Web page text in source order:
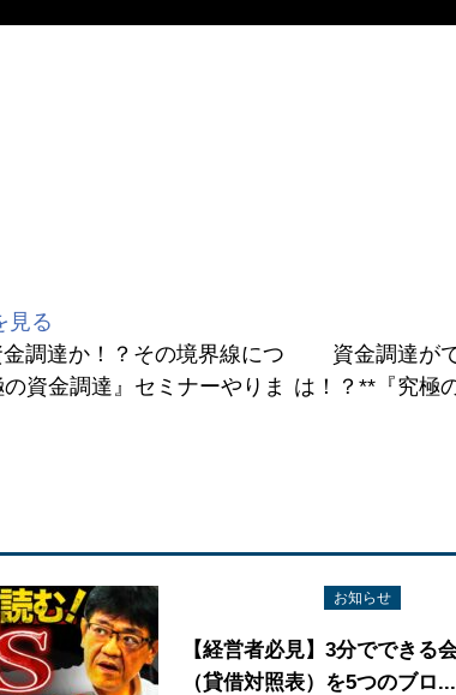
見る
調達か！？その境界線につ
資金調達』セミナーやりま
資金調達が
は！？**『究極
お知らせ
【経営者必見】3分でできる
（貸借対照表）を5つのブロ...